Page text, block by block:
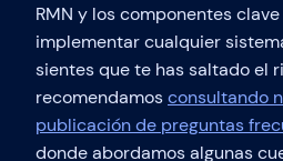
RMN y los componentes
implementar cualquier
sientes que te has saltado el
recomendamosconsultando
publicación de preguntas
donde abordamos algunas